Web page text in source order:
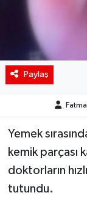
Paylaş
Yemek
kemik parçası
doktorların
tutundu.
Teknoloji
Yaşam